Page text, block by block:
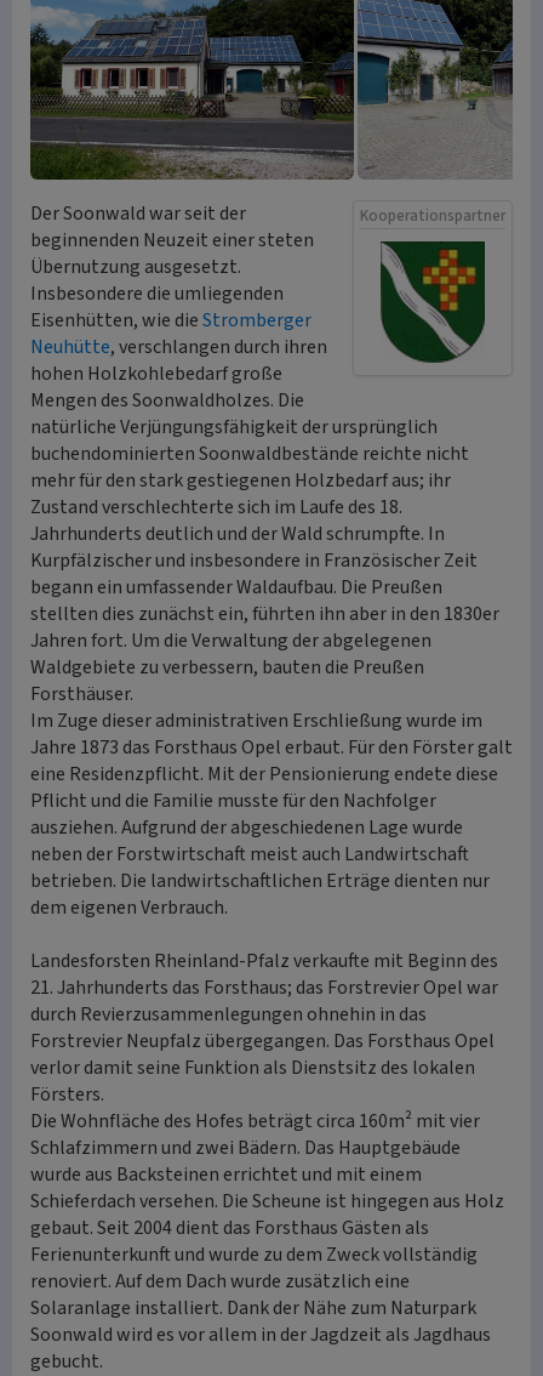
Kooperationspartner
Der Soonwald war seit der
beginnenden Neuzeit einer steten
Übernutzung ausgesetzt.
Insbesondere die umliegenden
Eisenhütten, wie dieStromberger
Neuhütte, verschlangen durch ihren
hohen Holzkohlebedarf große
Mengen des Soonwaldholzes. Die
natürliche Verjüngungsfähigkeit der ursprünglich
buchendominierten Soonwaldbestände reichte nicht
mehr für den stark gestiegenen Holzbedarf aus; ihr
Zustand verschlechterte sich im Laufe des 18.
Jahrhunderts deutlich und der Wald schrumpfte. In
Kurpfälzischer und insbesondere in Französischer Zeit
begann ein umfassender Waldaufbau. Die Preußen
stellten dies zunächst ein, führten ihn aber in den 1830er
Jahren fort. Um die Verwaltung der abgelegenen
Waldgebiete zu verbessern, bauten die Preußen
Forsthäuser.
Im Zuge dieser administrativen Erschließung wurde im
Jahre 1873 das Forsthaus Opel erbaut. Für den Förster galt
eine Residenzpflicht. Mit der Pensionierung endete diese
Pflicht und die Familie musste für den Nachfolger
ausziehen. Aufgrund der abgeschiedenen Lage wurde
neben der Forstwirtschaft meist auch Landwirtschaft
betrieben. Die landwirtschaftlichen Erträge dienten nur
dem eigenen Verbrauch.
Landesforsten Rheinland-Pfalz verkaufte mit Beginn des
21. Jahrhunderts das Forsthaus; das Forstrevier Opel war
durch Revierzusammenlegungen ohnehin in das
Forstrevier Neupfalz übergegangen. Das Forsthaus Opel
verlor damit seine Funktion als Dienstsitz des lokalen
Försters.
Die Wohnfläche des Hofes beträgt circa 160m² mit vier
Schlafzimmern und zwei Bädern. Das Hauptgebäude
wurde aus Backsteinen errichtet und mit einem
Schieferdach versehen. Die Scheune ist hingegen aus Holz
gebaut. Seit 2004 dient das Forsthaus Gästen als
Ferienunterkunft und wurde zu dem Zweck vollständig
renoviert. Auf dem Dach wurde zusätzlich eine
Solaranlage installiert. Dank der Nähe zum Naturpark
Soonwald wird es vor allem in der Jagdzeit als Jagdhaus
gebucht.